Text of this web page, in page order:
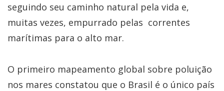
seguindo seu caminho natural pela vida e,
muitas vezes, empurrado pelas correntes
marítimas para o alto mar.
O primeiro mapeamento global sobre poluição
nos mares constatou que o Brasil é o único país